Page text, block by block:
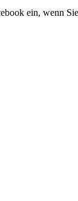
ein, wenn